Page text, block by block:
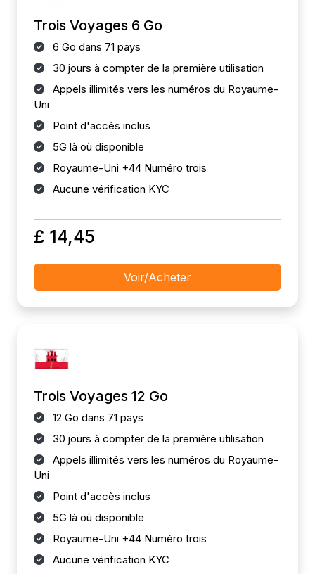
Trois Voyages 6 Go
6 Go dans 71 pays
30 jours à compter de la première utilisation
Appels illimités vers les numéros du Royaume-
Uni
Point d'accès inclus
5G là où disponible
Royaume-Uni +44 Numéro trois
Aucune vérification KYC
£ 14,45
Voir/Acheter
Trois Voyages 12 Go
12 Go dans 71 pays
30 jours à compter de la première utilisation
Appels illimités vers les numéros du Royaume-
Uni
Point d'accès inclus
5G là où disponible
Royaume-Uni +44 Numéro trois
Aucune vérification KYC